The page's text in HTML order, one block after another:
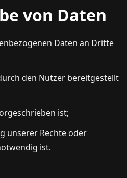
von Daten
Daten an Dritte
den Nutzer bereitgestellt
ist;
unserer Rechte oder
ist.